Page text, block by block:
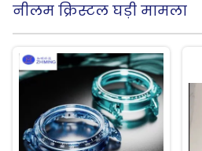
नीलम क्रिस्टल घड़ी मामला